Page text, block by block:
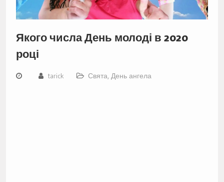
Якого числа День молоді в 2020
році
tarick Свята, День ангела